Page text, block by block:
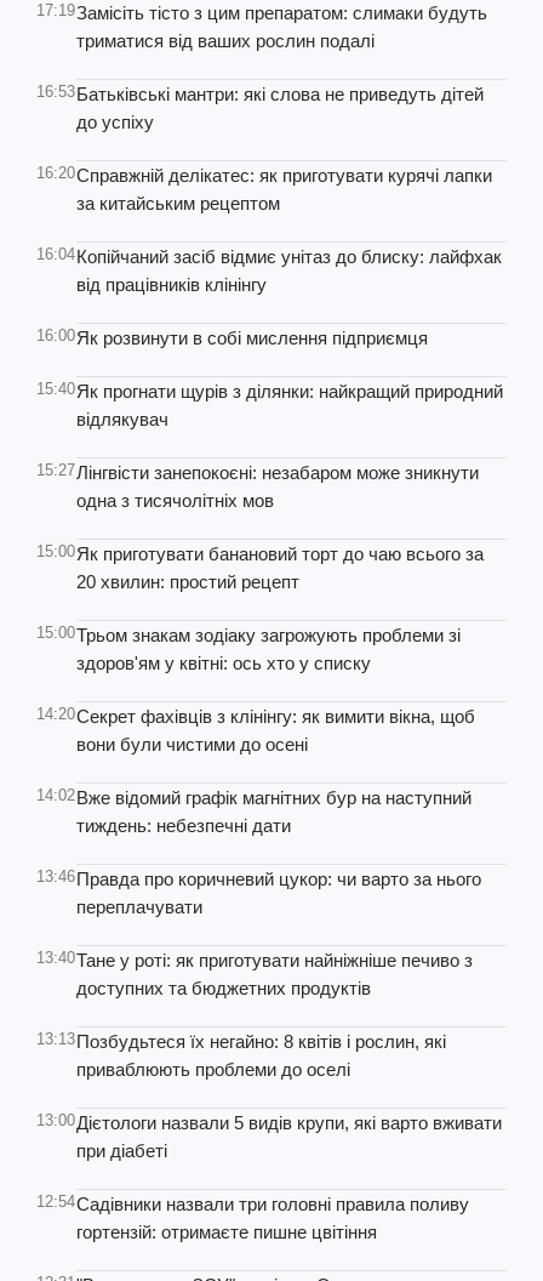
17:19Замісіть тісто з цим препаратом: слимаки будуть
триматися від ваших рослин подалі
16:53Батьківські мантри: які слова не приведуть дітей
до успіху
16:20Справжній делікатес: як приготувати курячі лапки
за китайським рецептом
16:04Копійчаний засіб відмиє унітаз до блиску: лайфхак
від працівників клінінгу
16:00Як розвинути в собі мислення підприємця
15:40Як прогнати щурів з ділянки: найкращий природний
відлякувач
15:27Лінгвісти занепокоєні: незабаром може зникнути
одна з тисячолітніх мов
15:00Як приготувати банановий торт до чаю всього за
20 хвилин: простий рецепт
15:00Трьом знакам зодіаку загрожують проблеми зі
здоров'ям у квітні: ось хто у списку
14:20Секрет фахівців з клінінгу: як вимити вікна, щоб
вони були чистими до осені
14:02Вже відомий графік магнітних бур на наступний
тиждень: небезпечні дати
13:46Правда про коричневий цукор: чи варто за нього
переплачувати
13:40Тане у роті: як приготувати найніжніше печиво з
доступних та бюджетних продуктів
13:13Позбудьтеся їх негайно: 8 квітів і рослин, які
приваблюють проблеми до оселі
13:00Дієтологи назвали 5 видів крупи, які варто вживати
при діабеті
12:54Садівники назвали три головні правила поливу
гортензій: отримаєте пишне цвітіння